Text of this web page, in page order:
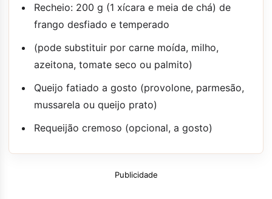
Recheio: 200 g (1 xícara e meia de chá) de
frango desfiado e temperado
(pode substituir por carne moída, milho,
azeitona, tomate seco ou palmito)
Queijo fatiado a gosto (provolone, parmesão,
mussarela ou queijo prato)
Requeijão cremoso (opcional, a gosto)
Publicidade